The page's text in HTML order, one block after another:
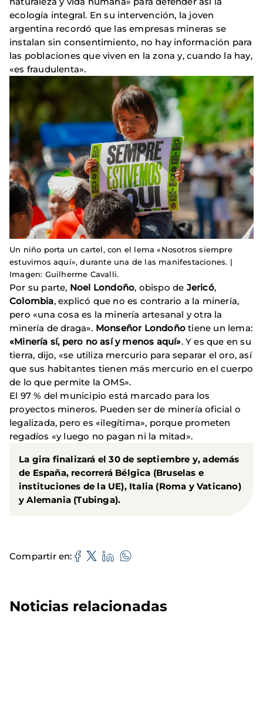
ecología integral. En su intervención, la joven
argentina recordó que las empresas mineras se
instalan sin consentimiento, no hay información para
las poblaciones que viven en la zona y, cuando la hay,
«es fraudulenta».
Un niño porta un cartel, con el lema «Nosotros siempre
estuvimos aquí», durante una de las manifestaciones. |
Imagen: Guilherme Cavalli.
Por su parte, Noel Londoño, obispo de Jericó,
Colombia, explicó que no es contrario a la minería,
pero «una cosa es la minería artesanal y otra la
minería de draga». Monseñor Londoño tiene un lema:
«Minería sí, pero no así y menos aquí». Y es que en su
tierra, dijo, «se utiliza mercurio para separar el oro, así
que sus habitantes tienen más mercurio en el cuerpo
de lo que permite la OMS».
El 97 % del municipio está marcado para los
proyectos mineros. Pueden ser de minería oficial o
legalizada, pero es «ilegítima», porque prometen
regadíos «y luego no pagan ni la mitad».
La gira finalizará el 30 de septiembre y, además
de España, recorrerá Bélgica (Bruselas e
instituciones de la UE), Italia (Roma y Vaticano)
y Alemania (Tubinga).
Compartir en
Noticias relacionadas